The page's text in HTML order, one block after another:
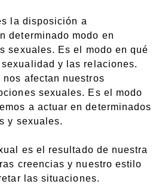
la disposición a
determinado modo en
sexuales. Es el modo en qué
y las relaciones.
nos afectan nuestros
sexuales. Es el modo
a actuar en determinados
y sexuales.
es el resultado de nuestra
creencias y nuestro estilo
las situaciones.